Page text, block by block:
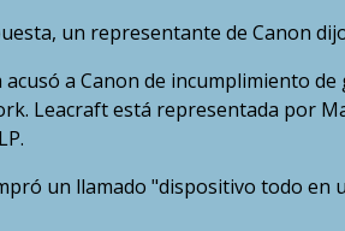
un representante de Canon
acusó a Canon de incumplimiento
Leacraft está representada por
un llamado "dispositivo todo en